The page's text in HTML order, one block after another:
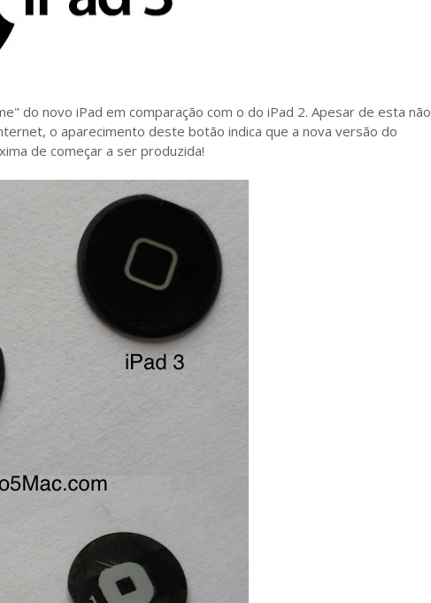
do novo iPad em comparação com o do iPad 2. Apesar de esta não
o aparecimento deste botão indica que a nova versão do
de começar a ser produzida!